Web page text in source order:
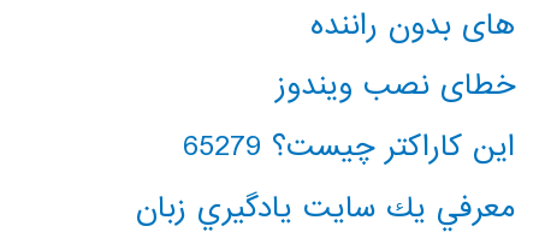
های بدون راننده
خطای نصب ویندوز
این کاراکتر چیست؟ 65279
معرفي يك سايت يادگيري زبان